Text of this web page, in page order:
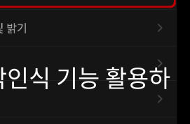
식 기능 활용하